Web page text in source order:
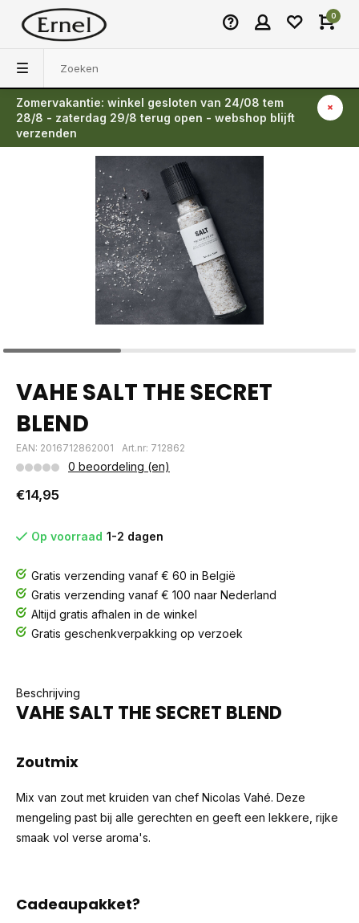
0
Zomervakantie: winkel gesloten van 24/08 tem
28/8 - zaterdag 29/8 terug open - webshop blijft
verzenden
Terug
VAHE SALT THE SECRET
BLEND
EAN: 2016712862001 Art.nr: 712862
0 beoordeling (en)
€14,95
Op voorraad 1-2 dagen
Gratis verzending vanaf € 60 in België
Gratis verzending vanaf € 100 naar Nederland
Altijd gratis afhalen in de winkel
Gratis geschenkverpakking op verzoek
Beschrijving
VAHE SALT THE SECRET BLEND
Zoutmix
Mix van zout met kruiden van chef Nicolas Vahé. Deze
mengeling past bij alle gerechten en geeft een lekkere, rijke
smaak vol verse aroma's.
Cadeaupakket?